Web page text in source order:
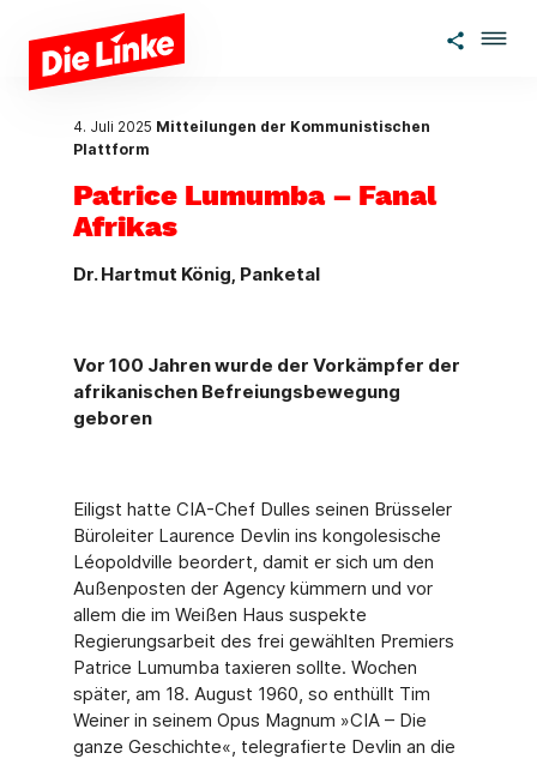
Zum Hauptinhalt springen
4. Juli 2025 Mitteilungen der Kommunistischen
Plattform
Patrice Lumumba – Fanal
Afrikas
Dr. Hartmut König, Panketal
Vor 100 Jahren wurde der Vorkämpfer der
afrikanischen Befreiungsbewegung
geboren
Eiligst hatte CIA-Chef Dulles seinen Brüsseler
Büroleiter Laurence Devlin ins kongolesi­sche
Léopoldville beordert, damit er sich um den
Außenposten der Agency kümmern und vor
allem die im Weißen Haus suspekte
Regierungsarbeit des frei gewählten Pre­miers
Patrice Lumumba taxieren sollte. Wochen
später, am 18. August 1960, so ent­hüllt Tim
Weiner in seinem Opus Magnum »CIA – Die
ganze Geschichte«, telegrafierte Devlin an die